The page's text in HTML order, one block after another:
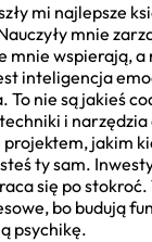
mi najlepsze
mnie
mnie wspierają, a
inteligencja
To nie są jakieś
i
projektem, jakim
ty sam.
się po stokroć.
bo budują
psychikę.